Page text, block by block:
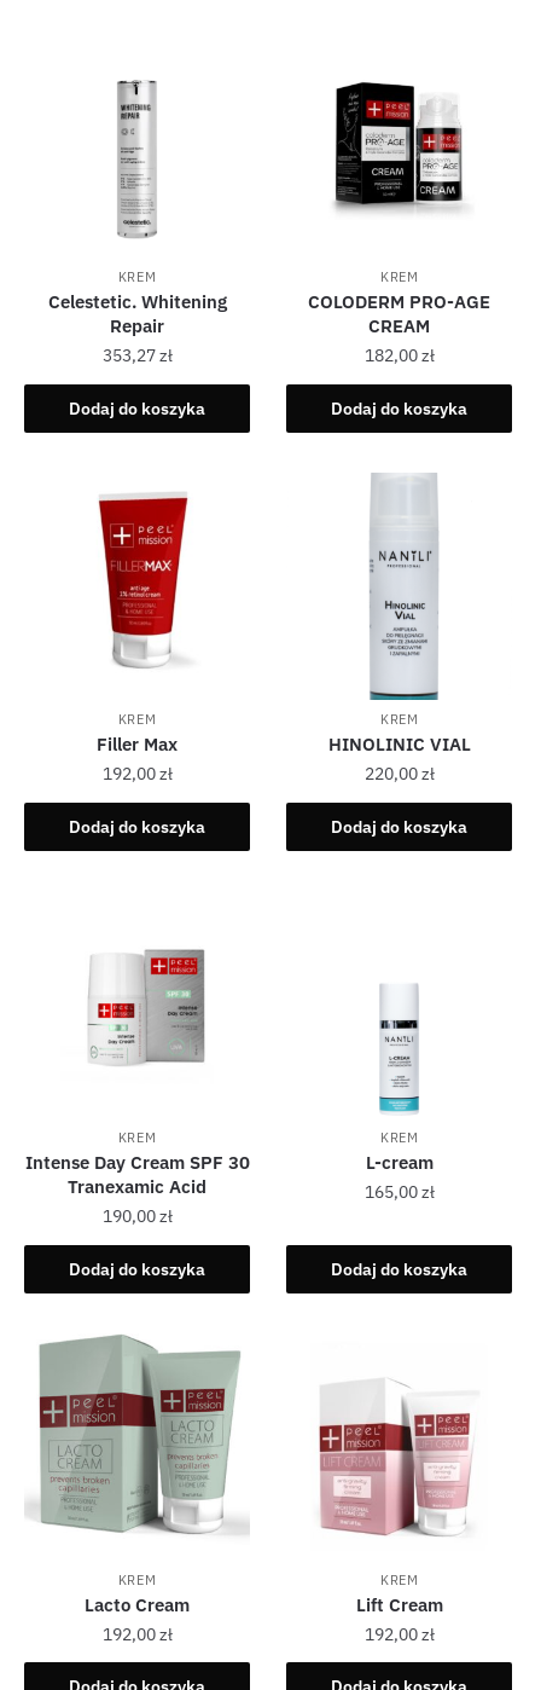
KREM
Celestetic. Whitening
Repair
353,27zł
Dodaj do koszyka
KREM
COLODERM PRO-AGE
CREAM
182,00zł
Dodaj do koszyka
KREM
Filler Max
192,00zł
Dodaj do koszyka
KREM
HINOLINIC VIAL
220,00zł
Dodaj do koszyka
KREM
Intense Day Cream SPF 30
Tranexamic Acid
190,00zł
Dodaj do koszyka
KREM
L-cream
165,00zł
Dodaj do koszyka
KREM
Lacto Cream
192,00zł
KREM
Lift Cream
192,00zł